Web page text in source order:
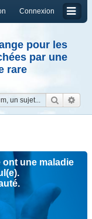
Connexion
pour les
par une
rare
une maladie